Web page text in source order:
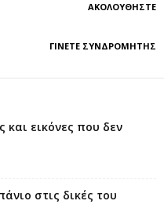
ΑΚΟΛΟΥΘΉΣΤΕ
ΓΊΝΕΤΕ ΣΥΝΔΡΟΜΗΤΉΣ
και εικόνες που δεν
στις δικές του